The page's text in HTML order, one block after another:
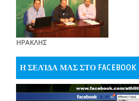
ΗΡΑΚΛΗΣ
Η ΣΕΛΊΔΑ ΜΑΣ ΣΤΟ FACEBOOK